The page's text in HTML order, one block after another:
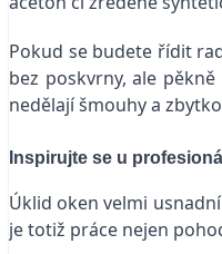
Pokud se budete řídit
bez poskvrny, ale
nedělají šmouhy a
Inspirujte se u
Úklid oken velmi
je totiž práce nejen